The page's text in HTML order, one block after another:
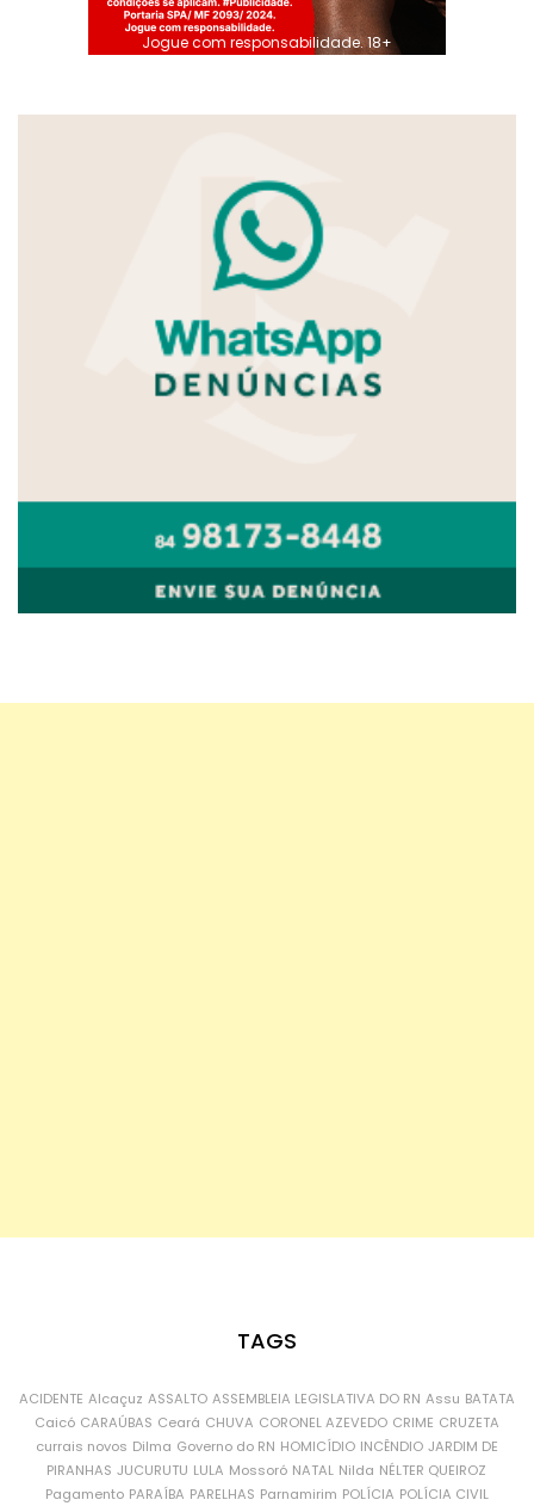
Jogue com responsabilidade. 18+
TAGS
ACIDENTE Alcaçuz ASSALTO ASSEMBLEIA LEGISLATIVA DO RN Assu BATATA
Caicó CARAÚBAS Ceará CHUVA CORONEL AZEVEDO CRIME CRUZETA
currais novos Dilma Governo do RN HOMICÍDIO INCÊNDIO JARDIM DE
PIRANHAS JUCURUTU LULA Mossoró NATAL Nilda NÉLTER QUEIROZ
Pagamento PARAÍBA PARELHAS Parnamirim POLÍCIA POLÍCIA CIVIL